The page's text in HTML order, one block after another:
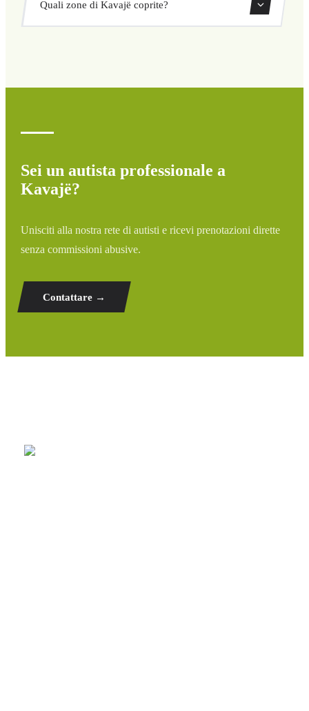
ritorno direttamente dal nostro sistema di prenotazione.
Quali zone di Kavajë coprite?
Sei un autista professionale a
Kavajë?
Unisciti alla nostra rete di autisti e ricevi prenotazioni dirette
senza commissioni abusive.
Contattare →